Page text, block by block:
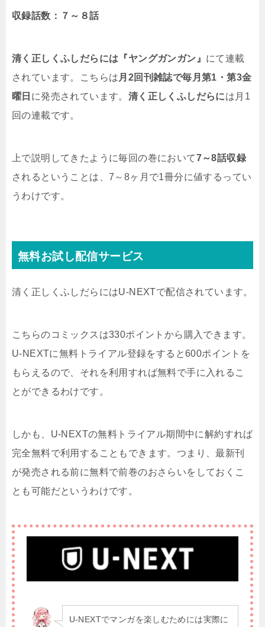
収録話数：７～８話
清く正しくふしだらには『ヤングガンガン』 にて連載
されています。こちらは 月2回刊雑誌で毎月第1・第3金
曜日 に発売されています。 清く正しくふしだらには月1
回の連載です。
上で説明してきたように毎回の巻において7～8話収録
されるということは、7～8ヶ月で1冊分に値するってい
うわけです。
無料お試し配信サービス
清く正しくふしだらにはU-NEXTで配信されています。
こちらのコミックスは330ポイントから購入できます。
U-NEXTに無料トライアル登録をすると600ポイントを
もらえるので、それを利用すれば無料で手に入れるこ
とができるわけです。
しかも、U-NEXTの無料トライアル期間中に解約すれば
完全無料で利用することもできます。つまり、最新刊
が発売される前に無料で前巻のおさらいをしておくこ
とも可能だというわけです。
U-NEXTでマンガを楽しむためには実際に